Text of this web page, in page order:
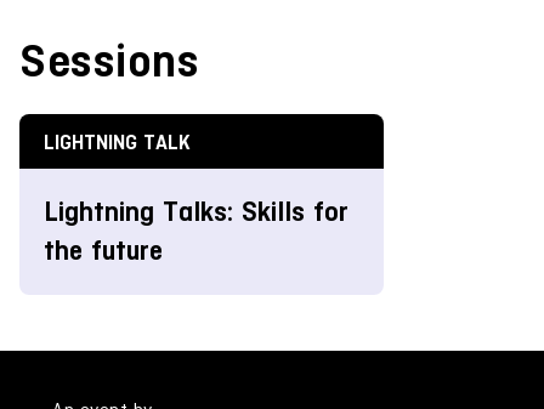
Sessions
LIGHTNING TALK
Lightning Talks: Skills for
the future